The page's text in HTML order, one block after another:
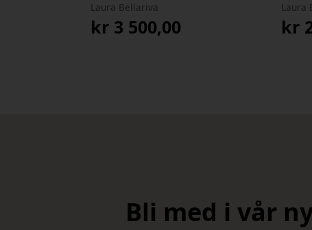
Laura Bellariva
kr 3 500,00
Laura
kr
Bli med i vår